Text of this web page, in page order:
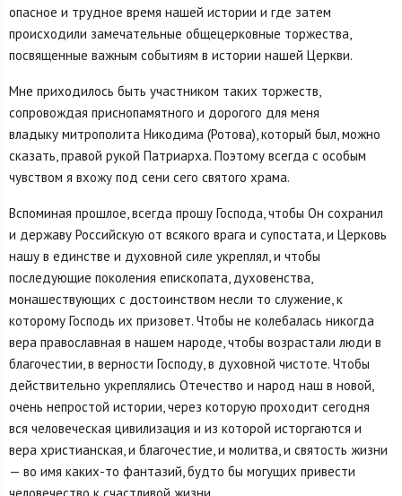
опасное и трудное время нашей истории и где затем
происходили замечательные общецерковные торжества,
посвященные важным событиям в истории нашей Церкви.
Мне приходилось быть участником таких торжеств,
сопровождая приснопамятного и дорогого для меня
владыку митрополита Никодима (Ротова), который был, можно
сказать, правой рукой Патриарха. Поэтому всегда с особым
чувством я вхожу под сени сего святого храма.
Вспоминая прошлое, всегда прошу Господа, чтобы Он сохранил
и державу Российскую от всякого врага и супостата, и Церковь
нашу в единстве и духовной силе укреплял, и чтобы
последующие поколения епископата, духовенства,
монашествующих с достоинством несли то служение, к
которому Господь их призовет. Чтобы не колебалась никогда
вера православная в нашем народе, чтобы возрастали люди в
благочестии, в верности Господу, в духовной чистоте. Чтобы
действительно укреплялись Отечество и народ наш в новой,
очень непростой истории, через которую проходит сегодня
вся человеческая цивилизация и из которой исторгаются и
вера христианская, и благочестие, и молитва, и святость жизни
— во имя каких-то фантазий, будто бы могущих привести